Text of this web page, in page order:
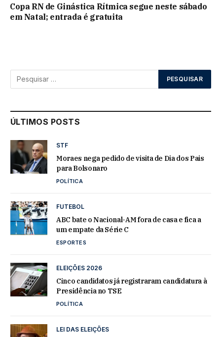
Copa RN de Ginástica Rítmica segue neste sábado
em Natal; entrada é gratuita
ÚLTIMOS POSTS
STF
Moraes nega pedido de visita de Dia dos Pais
para Bolsonaro
POLÍTICA
FUTEBOL
ABC bate o Nacional-AM fora de casa e fica a
um empate da Série C
ESPORTES
ELEIÇÕES 2026
Cinco candidatos já registraram candidatura à
Presidência no TSE
POLÍTICA
LEI DAS ELEIÇÕES